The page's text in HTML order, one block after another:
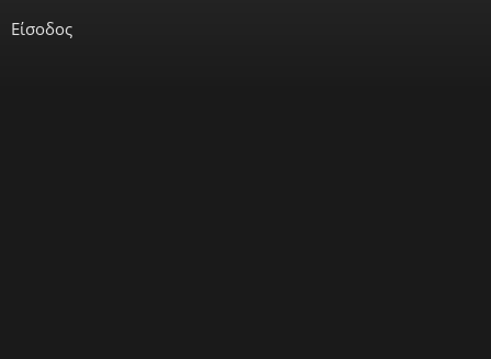
Είσοδος